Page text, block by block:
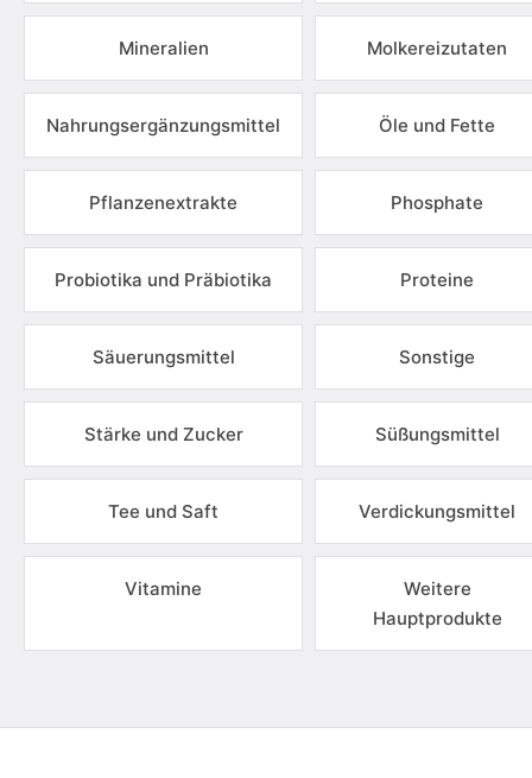
Mineralien Molkereizutaten
Nahrungsergänzungsmittel Öle und Fette
Pflanzenextrakte Phosphate
Probiotika und Präbiotika Proteine
Säuerungsmittel Sonstige
Stärke und Zucker Süßungsmittel
Tee und Saft Verdickungsmittel
Vitamine
Weitere
Hauptprodukte